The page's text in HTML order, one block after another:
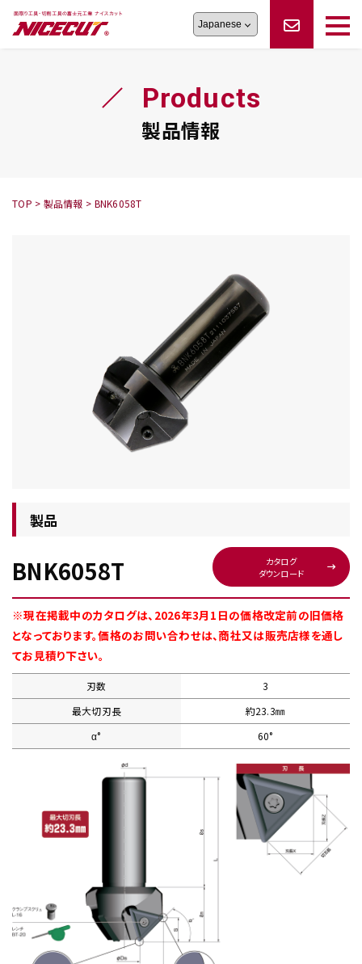
旋盤工具シリーズ
シリーズ
工具・部品一覧
生産終了品
オーダー品依頼
フェイス・ショルダーシリーズかんたんオーダー
トラブルシューティング
ロックピンの逆ジメに注意
Products
製品情報
TOP > 製品情報 > BNK6058T
製品
BNK6058T
カタログ
ダウンロード
※現在掲載中のカタログは、2026年3月1日の価格改定前の旧価格
となっております。価格のお問い合わせは、商社又は販売店様を通し
てお見積り下さい。
刃数
3
最大切刃長
約23.3㎜
α°
60°